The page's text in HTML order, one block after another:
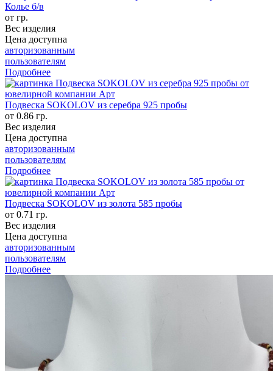
Колье б/в
от гр.
Вес изделия
Цена доступна
авторизованным
пользователям
Подробнее
Подвеска SOKOLOV из серебра 925 пробы
от 0.86 гр.
Вес изделия
Цена доступна
авторизованным
пользователям
Подробнее
Подвеска SOKOLOV из золота 585 пробы
от 0.71 гр.
Вес изделия
Цена доступна
авторизованным
пользователям
Подробнее